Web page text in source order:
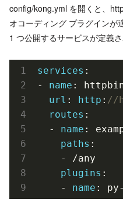
config/kong.yml を開くと、
オコーディング プラグインが
1 つ公開するサービスが定義さ
services :
- name :
url : http : //
routes :
  -
name :
paths :
    - /any
plugins :
    -
name